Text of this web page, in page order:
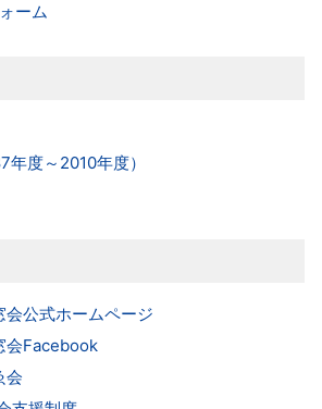
ーム
年度～2010年度）
公式ホームページ
会Facebook
会